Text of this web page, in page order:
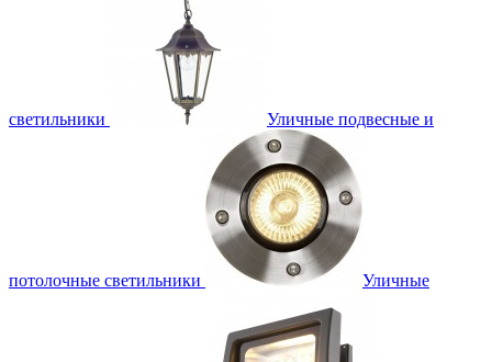
светильники Уличные подвесные и
потолочные светильники Уличные